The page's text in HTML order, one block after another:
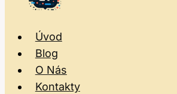
Úvod
Blog
O Nás
Kontakty